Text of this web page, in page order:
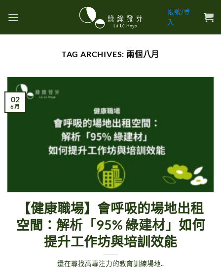
帳號/登
入
TAG ARCHIVES: 兩個八月
【健康職場】會呼吸的場地出租
空間：解析「95% 綠建材」如何
提升工作坊與培訓效能
還在尋找高專注力的教育訓練場地..
02
6 月